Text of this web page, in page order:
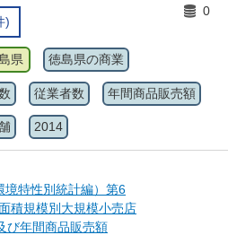
)
0
県 徳島県の商業
従業者数 年間商品販売額
2014
境特性別統計編）第6
積規模別大規模小売店
び年間商品販売額